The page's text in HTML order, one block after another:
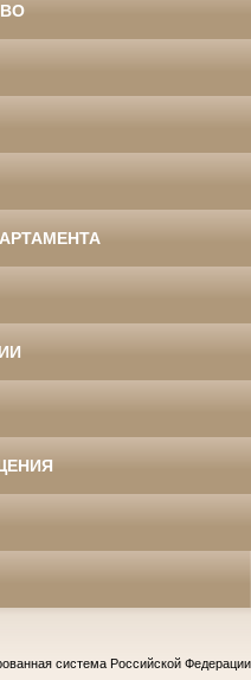
система Российской